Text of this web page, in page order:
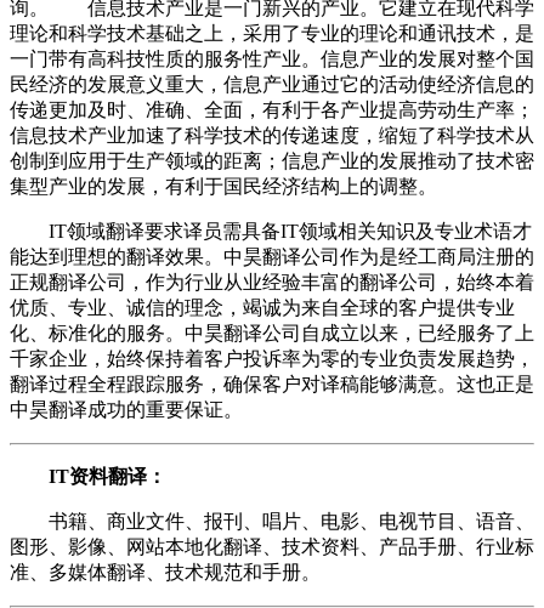
询。
信息技术产业是一门新兴的产业。它建立在现代科学
理论和科学技术基础之上，采用了专业的理论和通讯技术，是
一门带有高科技性质的服务性产业。信息产业的发展对整个国
民经济的发展意义重大，信息产业通过它的活动使经济信息的
传递更加及时、准确、全面，有利于各产业提高劳动生产率；
信息技术产业加速了科学技术的传递速度，缩短了科学技术从
创制到应用于生产领域的距离；信息产业的发展推动了技术密
集型产业的发展，有利于国民经济结构上的调整。
IT领域翻译要求译员需具备IT领域相关知识及专业术语才
能达到理想的翻译效果。中昊翻译公司作为是经工商局注册的
正规翻译公司，作为行业从业经验丰富的翻译公司，始终本着
优质、专业、诚信的理念，竭诚为来自全球的客户提供专业
化、标准化的服务。中昊翻译公司自成立以来，已经服务了上
千家企业，始终保持着客户投诉率为零的专业负责发展趋势，
翻译过程全程跟踪服务，确保客户对译稿能够满意。这也正是
中昊翻译成功的重要保证。
IT资料翻译：
书籍、商业文件、报刊、唱片、电影、电视节目、语音、
图形、影像、网站本地化翻译、技术资料、产品手册、行业标
准、多媒体翻译、技术规范和手册。